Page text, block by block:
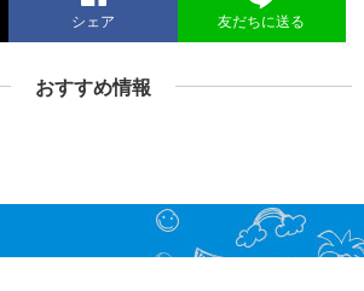
シェア 友だちに送る
おすすめ情報